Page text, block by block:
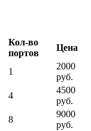
Кол-во
портов
Цена
1
2000
руб.
4
4500
руб.
8
9000
руб.